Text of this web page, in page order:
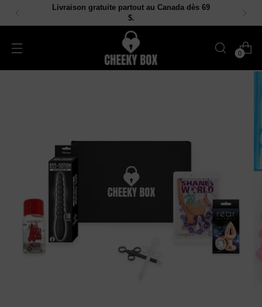
Livraison gratuite partout au Canada dès 69
$.
0